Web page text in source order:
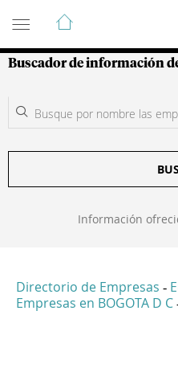
Guía de Empresas
Buscador de información
Información
Directorio de Empresas -
Empresas en BOGOTA D C